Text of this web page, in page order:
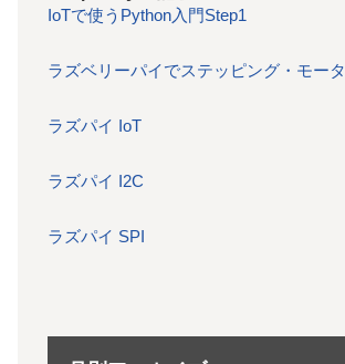
IoTで使うPython入門Step1
ラズベリーパイでステッピング・モータ
ラズパイ IoT
ラズパイ I2C
ラズパイ SPI